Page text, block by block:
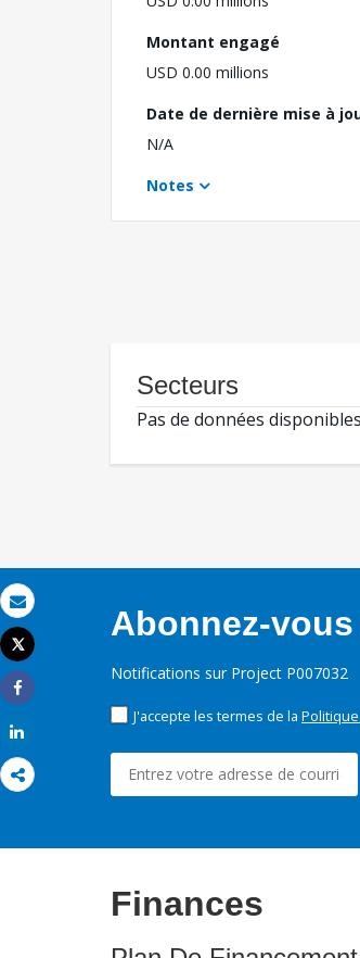
Email
Imprimer
Tweet
Share
Montant engagé
USD 0.00 millions
Date de dernière mise à
N/A
Notes
Secteurs
Pas de données
Abonnez-
Notifications sur Project P007032
J'accepte les termes de la
Finances